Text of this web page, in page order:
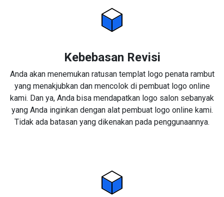
Kebebasan Revisi
Anda akan menemukan ratusan templat logo penata rambut
yang menakjubkan dan mencolok di pembuat logo online
kami. Dan ya, Anda bisa mendapatkan logo salon sebanyak
yang Anda inginkan dengan alat pembuat logo online kami.
Tidak ada batasan yang dikenakan pada penggunaannya.